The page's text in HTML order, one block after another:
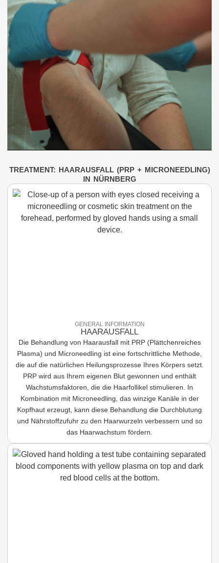
TREATMENT: HAARAUSFALL (PRP + MICRONEEDLING)
IN NÜRNBERG
GENERAL INFORMATION
HAARAUSFALL
Die Behandlung von Haarausfall mit PRP (Plättchenreiches
Plasma) und Microneedling ist eine fortschrittliche Methode,
die auf die natürlichen Heilungsprozesse Ihres Körpers setzt.
PRP wird aus Ihrem eigenen Blut gewonnen und enthält
Wachstumsfaktoren, die die Haarfollikel stimulieren. In
Kombination mit Microneedling, das winzige Kanäle in der
Kopfhaut erzeugt, kann diese Behandlung die Durchblutung
und Nährstoffzufuhr zu den Haarwurzeln verbessern und so
das Haarwachstum fördern.